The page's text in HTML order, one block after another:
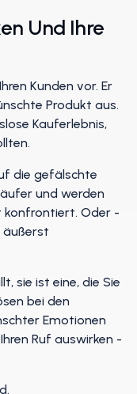
Und Ihre
Kunden vor. Er
Produkt aus.
Kauferlebnis,
die gefälschte
und werden
Oder -
sie ist eine, die Sie
bei den
Emotionen
Ruf auswirken -